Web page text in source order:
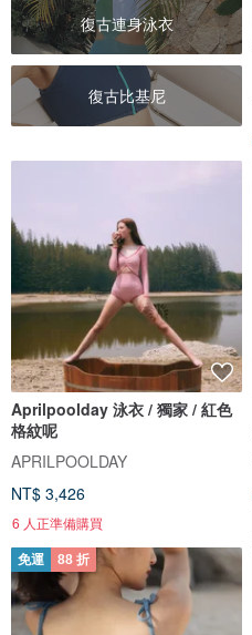
復古連身泳衣
復古比基尼
Aprilpoolday 泳衣 / 獨家 / 紅色
格紋呢
APRILPOOLDAY
NT$ 3,426
6 人正準備購買
免運 88 折